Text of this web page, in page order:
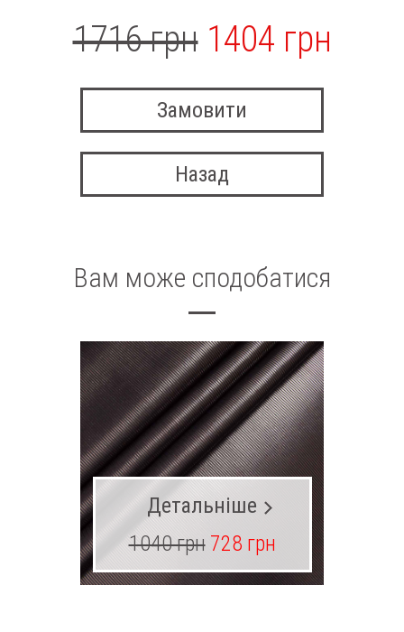
1716 грн 1404 грн
Замовити
Назад
Вам може сподобатися
Детальніше
1040 грн 728 грн